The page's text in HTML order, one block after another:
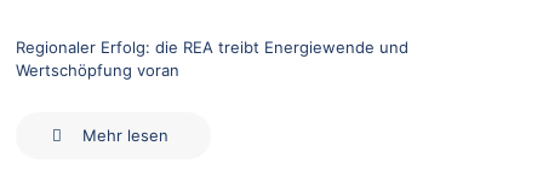
Regionaler Erfolg: die REA treibt Energiewende und
Wertschöpfung voran
Mehr lesen